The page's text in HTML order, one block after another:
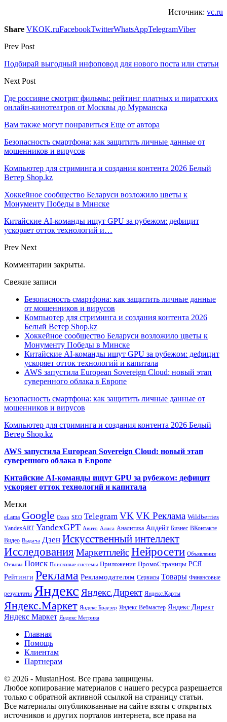
Источник: vc.ru
Share VKOK.ruFacebookTwitterWhatsAppTelegramViber
Prev Post
Подбирай выгодный инфоповод для нового поста или статьи
Next Post
Где россияне смотрят фильмы: рейтинг платных и пиратских
онлайн-кинотеатров от Москвы до Мурманска
Вам также могут понравиться Еще от автора
Безопасность смартфона: как защитить личные данные от
мошенников и вирусов
Компьютер для стриминга и создания контента 2026 Белый
Ветер Shop.kz
Хоккейное сообщество Беларуси возложило цветы к
Монументу Победы в Минске
Китайские AI-команды ищут GPU за рубежом: дефицит
ускоряет отток технологий и…
Prev Next
Комментарии закрыты.
Свежие записи
Безопасность смартфона: как защитить личные данные
от мошенников и вирусов
Компьютер для стриминга и создания контента 2026
Белый Ветер Shop.kz
Хоккейное сообщество Беларуси возложило цветы к
Монументу Победы в Минске
Китайские AI-команды ищут GPU за рубежом: дефицит
ускоряет отток технологий и капитала
AWS запустила European Sovereign Cloud: новый этап
суверенного облака в Европе
Безопасность смартфона: как защитить личные данные от
мошенников и вирусов
Компьютер для стриминга и создания контента 2026 Белый
Ветер Shop.kz
AWS запустила European Sovereign Cloud: новый этап
суверенного облака в Европе
Китайские AI-команды ищут GPU за рубежом: дефицит
ускоряет отток технологий и капитала
Метки
eLama Google Ozon SEO Telegram VK VK Реклама Wildberries
YandexART YandexGPT Авито Алиса Аналитика Апдейт Бизнес ВКонтакте
Видео Выдача Дзен Искусственный интеллект
Исследования МаркетплейсНейросети Объявления
Отзывы Поиск Поисковые системы Приложения ПромоСтраницы РСЯ
Рейтинги Реклама Рекламодателям Сервисы Товары Финансовые
результаты Яндекс Яндекс.Директ Яндекс.Карты
Яндекс.Маркет Яндекс Браузер Яндекс Вебмастер Яндекс Директ
Яндекс Маркет Яндекс Метрика
Главная
Помощь
Клиентам
Партнерам
© 2026 - MustanHost. Все права защищены.
Любое копирование материалов с нашего ресурса разрешается
только с обратной активной ссылкой на страницу статьи.
Все материалы опубликованные на сайте взяты с открытых
источников и других порталов интернета, все права на